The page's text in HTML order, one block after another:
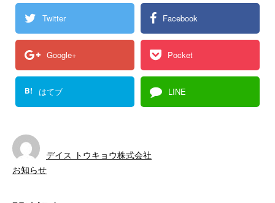
Twitter Facebook
Google+ Pocket
B! はてブ LINE
デイス トウキョウ株式会社
お知らせ